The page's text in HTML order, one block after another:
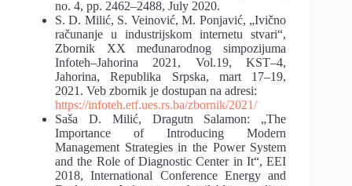
no. 4, pp. 2462–2488, July 2020.
S. D. Milić, S. Veinović, M. Ponjavić, „Ivično
računanje u industrijskom internetu stvari“,
Zbornik XX međunarodnog simpozijuma
Infoteh–Jahorina 2021, Vol.19, KST–4,
Jahorina,Republika Srpska, mart 17–19,
2021. Veb zbornik je dostupan na adresi:
https://infoteh.etf.ues.rs.ba/zbornik/2021/
Saša D. Milić, Dragutn Salamon:
„The
Importance of Introducing Modern
Management Strategies in the Power System
and the Role of Diagnostic Center in It“, EEI
2018, International Conference Energy and